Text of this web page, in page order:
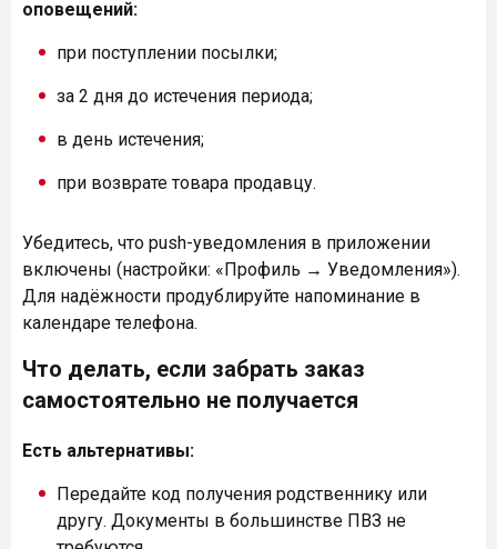
оповещений:
при поступлении посылки;
за 2 дня до истечения периода;
в день истечения;
при возврате товара продавцу.
Убедитесь, что push-уведомления в приложении
включены (настройки: «Профиль → Уведомления»).
Для надёжности продублируйте напоминание в
календаре телефона.
Что делать, если забрать заказ
самостоятельно не получается
Есть альтернативы:
Передайте код получения родственнику или
другу. Документы в большинстве ПВЗ не